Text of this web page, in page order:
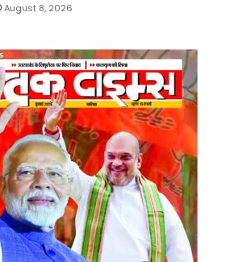
August 8, 2026